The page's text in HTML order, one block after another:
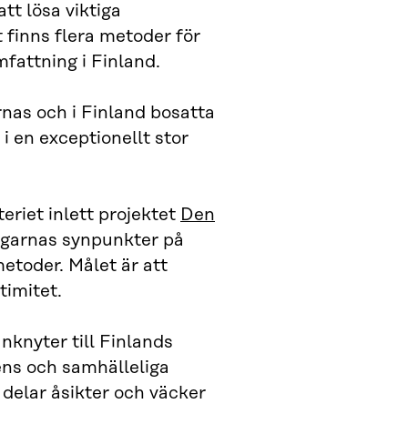
lösa viktiga
finns flera metoder för
i Finland.
och i Finland bosatta
en exceptionellt stor
inlett projektet Den
synpunkter på
Målet är att
till Finlands
och samhälleliga
åsikter och väcker